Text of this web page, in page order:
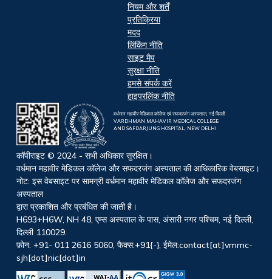
नियम और शर्तें
प्रतिक्रिया
मदद
लिंकिंग नीति
साइट मैप
सुरक्षा नीति
हमसे संपर्क करें
हाइपरलिंक नीति
वर्धमान महावीर मेडिकल कॉलेज एवं सफदरजंग अस्पताल, नई दिल्ली
VARDHMAN MAHAVIR MEDICAL COLLEGE
AND SAFDARJUNG HOSPITAL, NEW DELHI
कॉपीराइट © 2024 - सभी अधिकार सुरक्षित।
वर्धमान महावीर मेडिकल कॉलेज और सफदरजंग अस्पताल की आधिकारिक वेबसाइट।
नोट: इस वेबसाइट पर सामग्री वर्धमान महावीर मेडिकल कॉलेज और सफदरजंग
अस्पताल
द्वारा प्रकाशित और प्रबंधित की जाती है।
H693+H6W, NH 48, एम्स अस्पताल के पास, अंसारी नगर पश्चिम, नई दिल्ली,
दिल्ली 110029.
फ़ोन: +91- 011 2616 5060, फैक्स:+91{-}, ईमेल:contact[at]vmmc-
sjh[dot]nic[dot]in